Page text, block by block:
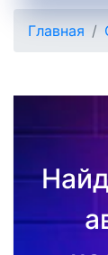
Главная